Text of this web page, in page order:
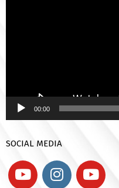
00:00
SOCIAL MEDIA